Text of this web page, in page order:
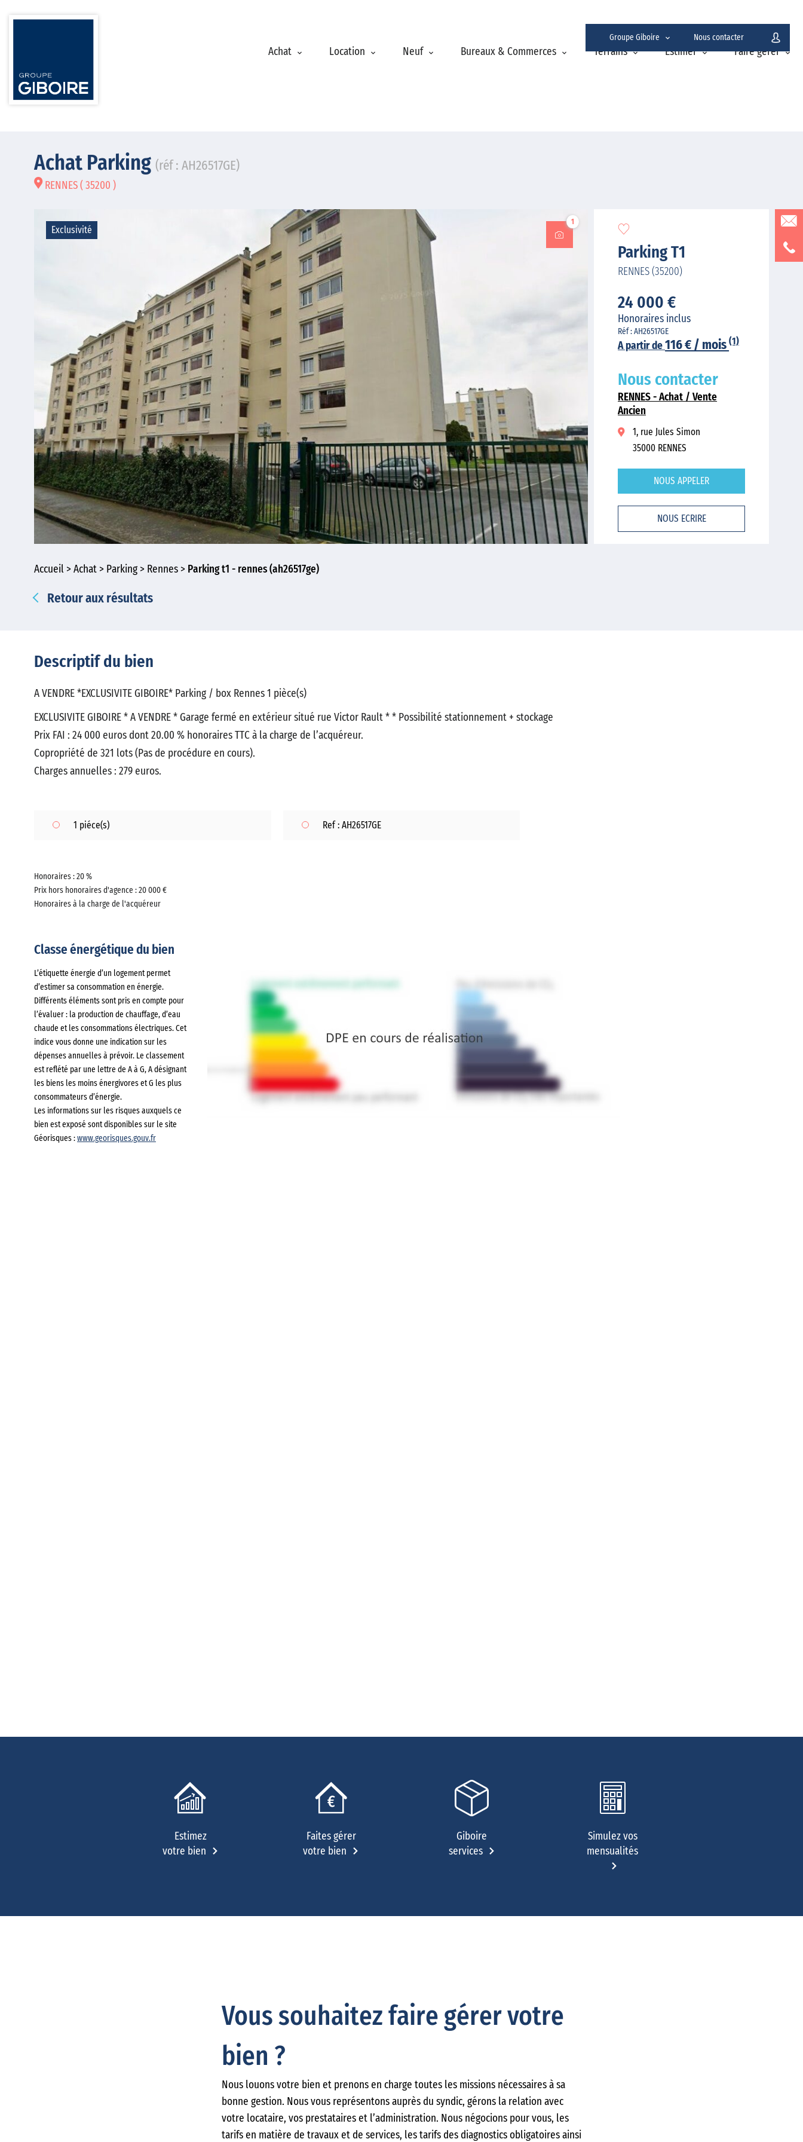
Achat Location Neuf Bureaux & Commerces Terrains Estimer Faire gérer
Groupe Giboire Nous contacter
Achat Parking (réf : AH26517GE)
RENNES ( 35200 )
Exclusivité
1
Parking T1
RENNES (35200)
24 000 €
Honoraires inclus
Réf : AH26517GE
A partir de116 € / mois(1)
Nous contacter
RENNES - Achat / Vente
Ancien
1, rue Jules Simon
35000 RENNES
NOUS APPELER
NOUS ECRIRE
Accueil Achat Parking Rennes Parking t1 - rennes (ah26517ge)
Retour aux résultats
Descriptif du bien
A VENDRE *EXCLUSIVITE GIBOIRE* Parking / box Rennes 1 pièce(s)
EXCLUSIVITE GIBOIRE * A VENDRE * Garage fermé en extérieur situé rue Victor Rault * * Possibilité stationnement + stockage
Prix FAI : 24 000 euros dont 20.00 % honoraires TTC à la charge de l’acquéreur.
Copropriété de 321 lots (Pas de procédure en cours).
Charges annuelles : 279 euros.
1 piéce(s) Ref : AH26517GE
Honoraires : 20 %
Prix hors honoraires d'agence : 20 000 €
Honoraires à la charge de l'acquéreur
Classe énergétique du bien
L’étiquette énergie d’un logement permet
d’estimer sa consommation en énergie.
Différents éléments sont pris en compte pour
l’évaluer : la production de chauffage, d’eau
chaude et les consommations électriques. Cet
indice vous donne une indication sur les
dépenses annuelles à prévoir. Le classement
est reflété par une lettre de A à G, A désignant
les biens les moins énergivores et G les plus
consommateurs d’énergie.
Les informations sur les risques auxquels ce
bien est exposé sont disponibles sur le site
Géorisques : www.georisques.gouv.fr
Estimez
votre bien
Faites gérer
votre bien
Giboire
services
Simulez vos
mensualités
Vous souhaitez faire gérer votre
bien ?
Nous louons votre bien et prenons en charge toutes les missions nécessaires à sa
bonne gestion. Nous vous représentons auprès du syndic, gérons la relation avec
votre locataire, vos prestataires et l’administration. Nous négocions pour vous, les
tarifs en matière de travaux et de services, les tarifs des diagnostics obligatoires ainsi